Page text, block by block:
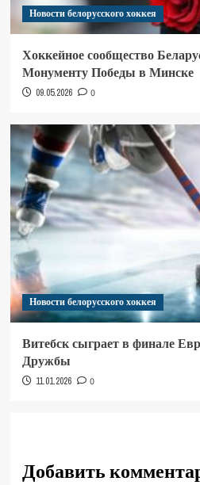
Новости белорусского хоккея
Хоккейное сообщество
Монументу Победы в Минске
09.05.2026 0
Новости белорусского хоккея
Витебск сыграет в финале
Дружбы
11.01.2026 0
Добавить